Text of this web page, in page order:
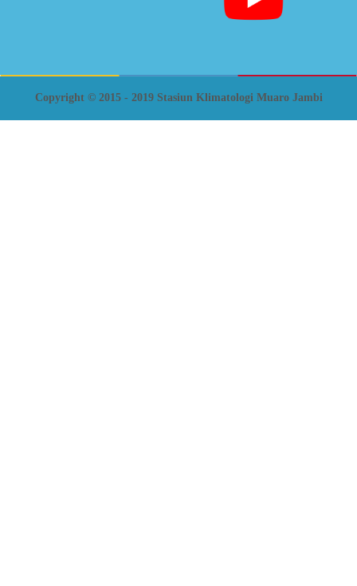
Copyright © 2015 - 2019 Stasiun Klimatologi Muaro Jambi